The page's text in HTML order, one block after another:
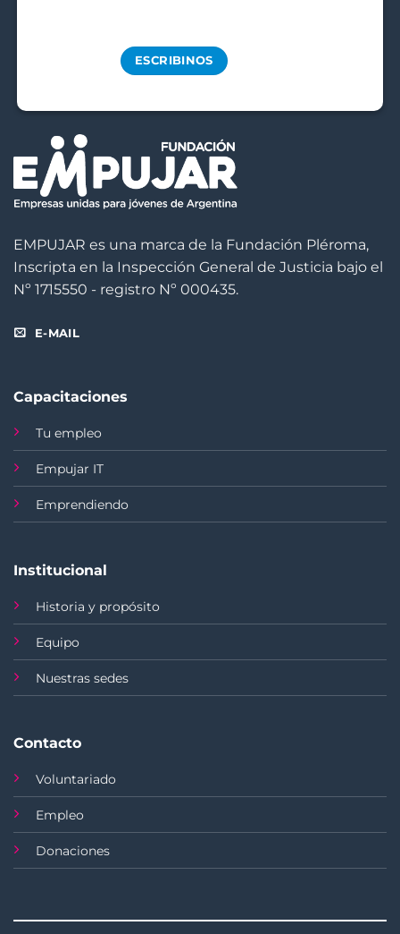
ESCRIBINOS
EMPUJAR es una marca de la Fundación Pléroma,
Inscripta en la Inspección General de Justicia bajo el
Nº 1715550 - registro Nº 000435.
E-MAIL
Capacitaciones
Tu empleo
Empujar IT
Emprendiendo
Institucional
Historia y propósito
Equipo
Nuestras sedes
Contacto
Voluntariado
Empleo
Donaciones